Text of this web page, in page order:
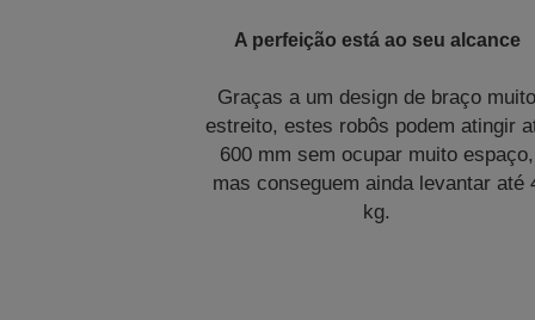
A perfeição está ao seu alcance
Graças a um design de braço
estreito, estes robôs podem atingir
600 mm sem ocupar muito espaço,
mas conseguem ainda levantar até
kg.